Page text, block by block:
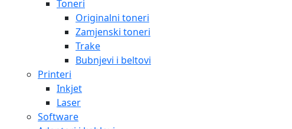
Toneri
Originalni toneri
Zamjenski toneri
Trake
Bubnjevi i beltovi
Printeri
Inkjet
Laser
Software